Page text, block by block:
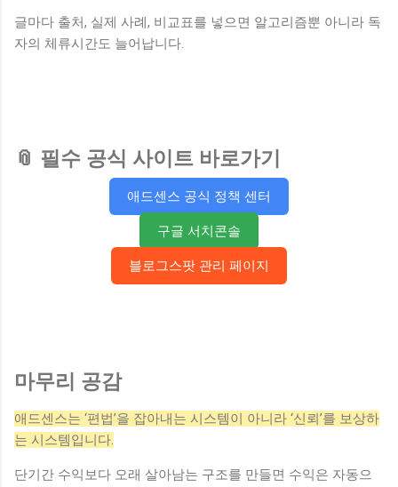
글마다 출처, 실제 사례, 비교표를 넣으면 알고리즘뿐 아니라 독
자의 체류시간도 늘어납니다.
📎 필수 공식 사이트 바로가기
애드센스 공식 정책 센터
구글 서치콘솔
블로그스팟 관리 페이지
마무리 공감
애드센스는 ‘편법’을 잡아내는 시스템이 아니라 ‘신뢰’를 보상하
는 시스템입니다.
단기간 수익보다 오래 살아남는 구조를 만들면 수익은 자동으